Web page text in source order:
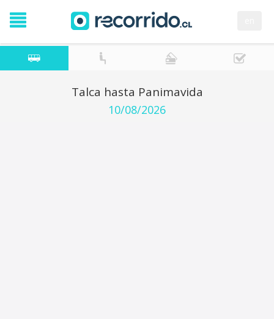
Talca hasta Panimavida
10/08/2026